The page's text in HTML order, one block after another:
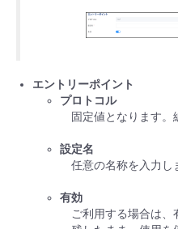
エントリーポイント
プロトコル
固定値となります。
設定名
任意の名称を入力し
有効
ご利用する場合は、